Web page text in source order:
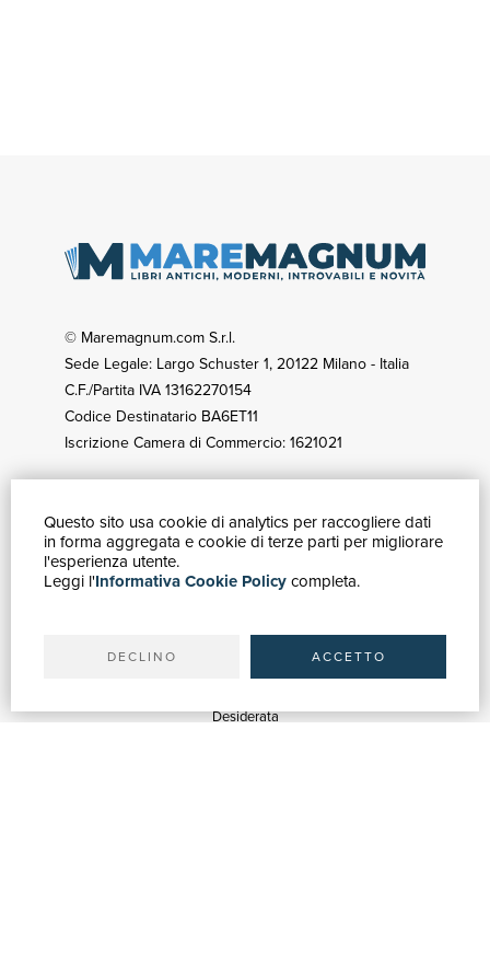
Questo sito usa cookie di analytics per raccogliere dati
in forma aggregata e cookie di terze parti per migliorare
l'esperienza utente.
Leggi l'Informativa Cookie Policycompleta.
DECLINO ACCETTO
© Maremagnum.com S.r.l.
Sede Legale: Largo Schuster 1, 20122 Milano - Italia
C.F./Partita IVA 13162270154
Codice Destinatario BA6ET11
Iscrizione Camera di Commercio: 1621021
GUIDA ACQUISTI
Catalogo
Ricerca avanzata
Spedizioni
Desiderata